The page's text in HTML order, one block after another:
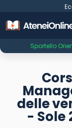
Sportello
delle
- Sole